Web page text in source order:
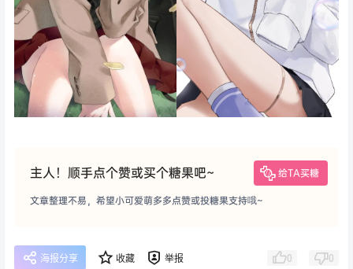
主人！顺手点个赞或买个糖果吧~ 给TA买糖
文章整理不易，希望小可爱萌多多点赞或投糖果支持哦~
海报分享 收藏 举报 0 0